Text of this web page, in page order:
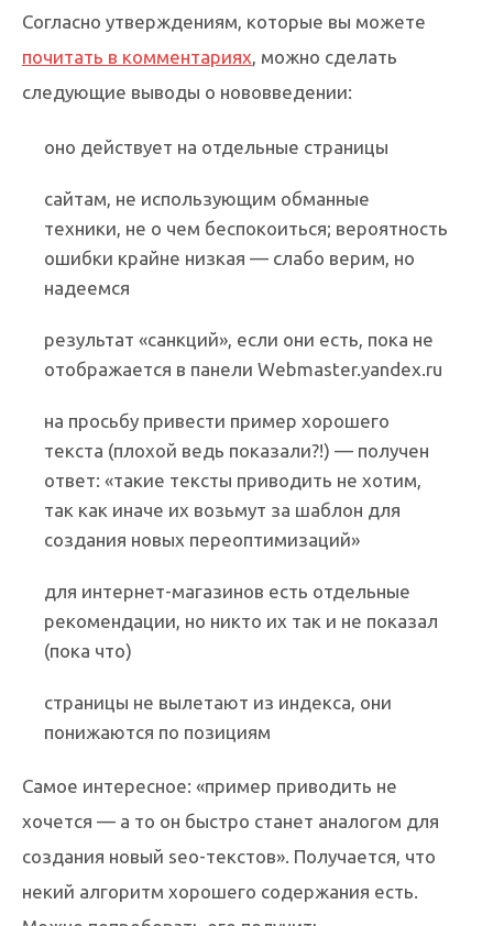
Согласно утверждениям, которые вы можете
почитать в комментариях, можно сделать
следующие выводы о нововведении:
оно действует на отдельные страницы
сайтам, не использующим обманные
техники, не о чем беспокоиться; вероятность
ошибки крайне низкая — слабо верим, но
надеемся
результат «санкций», если они есть, пока не
отображается в панели Webmaster.yandex.ru
на просьбу привести пример хорошего
текста (плохой ведь показали?!) — получен
ответ: «такие тексты приводить не хотим,
так как иначе их возьмут за шаблон для
создания новых переоптимизаций»
для интернет-магазинов есть отдельные
рекомендации, но никто их так и не показал
(пока что)
страницы не вылетают из индекса, они
понижаются по позициям
Самое интересное: «пример приводить не
хочется — а то он быстро станет аналогом для
создания новый seo-текстов». Получается, что
некий алгоритм хорошего содержания есть.